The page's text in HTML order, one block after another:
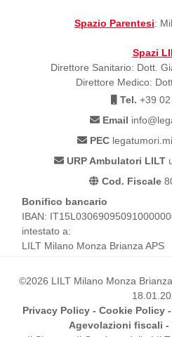
Spazio Parentesi:
Spazi
Direttore Sanitario: Dott.
Direttore Medico:
Tel. +39
Email
PEC
URP Ambulatori LILT
Cod. Fiscale
Bonifico bancario
IBAN:
intestato a:
LILT Milano Monza Brianza APS
©2026 LILT Milano Monza
Privacy Policy - Cookie Policy -
Agevolazioni fiscali -